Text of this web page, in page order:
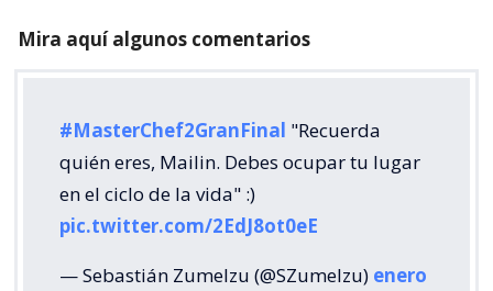
Mira aquí algunos comentarios
#MasterChef2GranFinal "Recuerda
quién eres, Mailin. Debes ocupar tu lugar
en el ciclo de la vida" :)
pic.twitter.com/2EdJ8ot0eE
— Sebastián Zumelzu (@SZumelzu) enero